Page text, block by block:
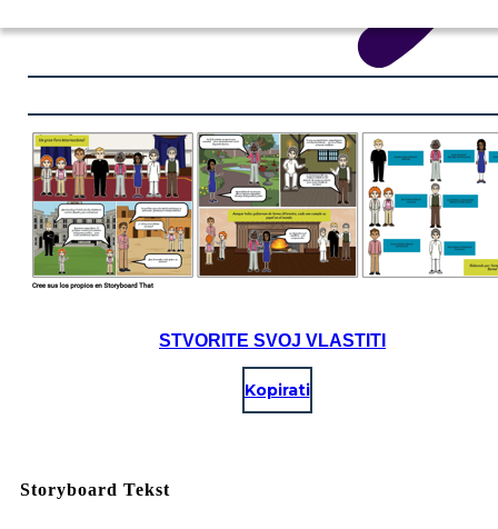
STVORITE SVOJ VLASTITI
Kopirati
Storyboard Tekst